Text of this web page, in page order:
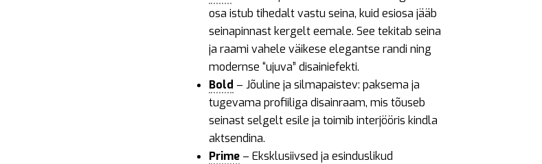
osa istub tihedalt vastu seina, kuid esiosa jääb
seinapinnast kergelt eemale. See tekitab seina
ja raami vahele väikese elegantse randi ning
modernse “ujuva” disainiefekti.
Bold – Jõuline ja silmapaistev: paksema ja
tugevama profiiliga disainraam, mis tõuseb
seinast selgelt esile ja toimib interjööris kindla
aktsendina.
Prime – Eksklusiivsed ja esinduslikud